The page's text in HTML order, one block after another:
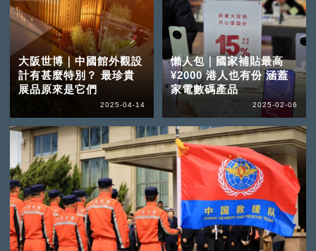
大阪世博｜中國館外觀設
計有甚麼特別？ 最珍貴
展品原來是它們
2025-04-14
懶人包｜國家補貼最高
¥2000 港人也有份 涵蓋
家電數碼產品
2025-02-06